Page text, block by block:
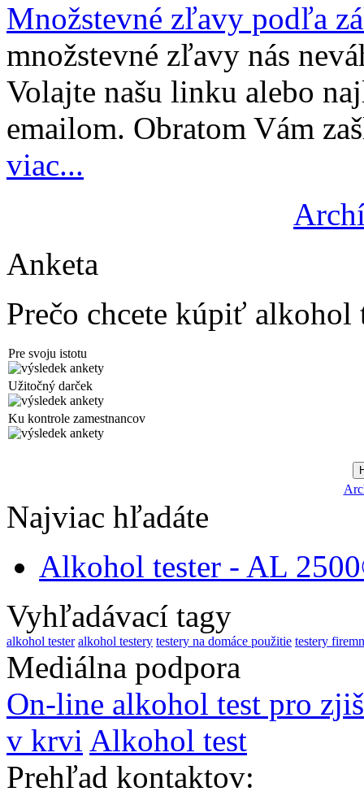
Množstevné zľavy podľa
množstevné zľavy nás
Volajte našu linku alebo
emailom. Obratom Vám
viac...
Anketa
Prečo chcete kúpiť alkohol
Pre svoju istotu
Užitočný darček
Ku kontrole zamestnancov
Najviac hľadáte
Alkohol tester - AL
Vyhľadávací tagy
alkohol tester alkohol testery testery na domáce použitie testery
Mediálna podpora
On-line alkohol test pro
v krvi Alkohol test
Prehľad kontaktov: